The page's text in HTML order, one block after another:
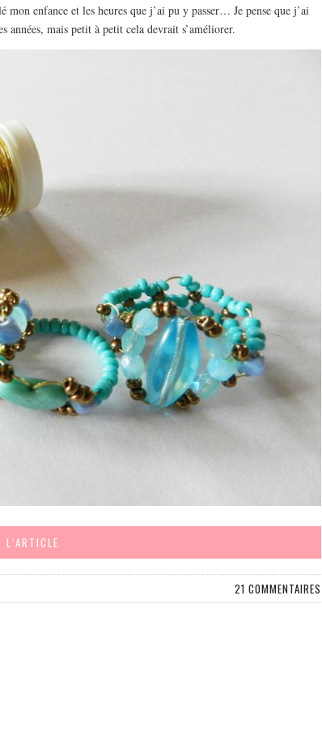
enfance et les heures que j’ai pu y passer… Je pense que j’ai
années, mais petit à petit cela devrait s’améliorer.
L’ARTICLE
21 COMMENTAIRES